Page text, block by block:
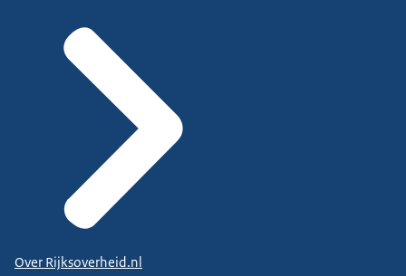
Over Rijksoverheid.nl